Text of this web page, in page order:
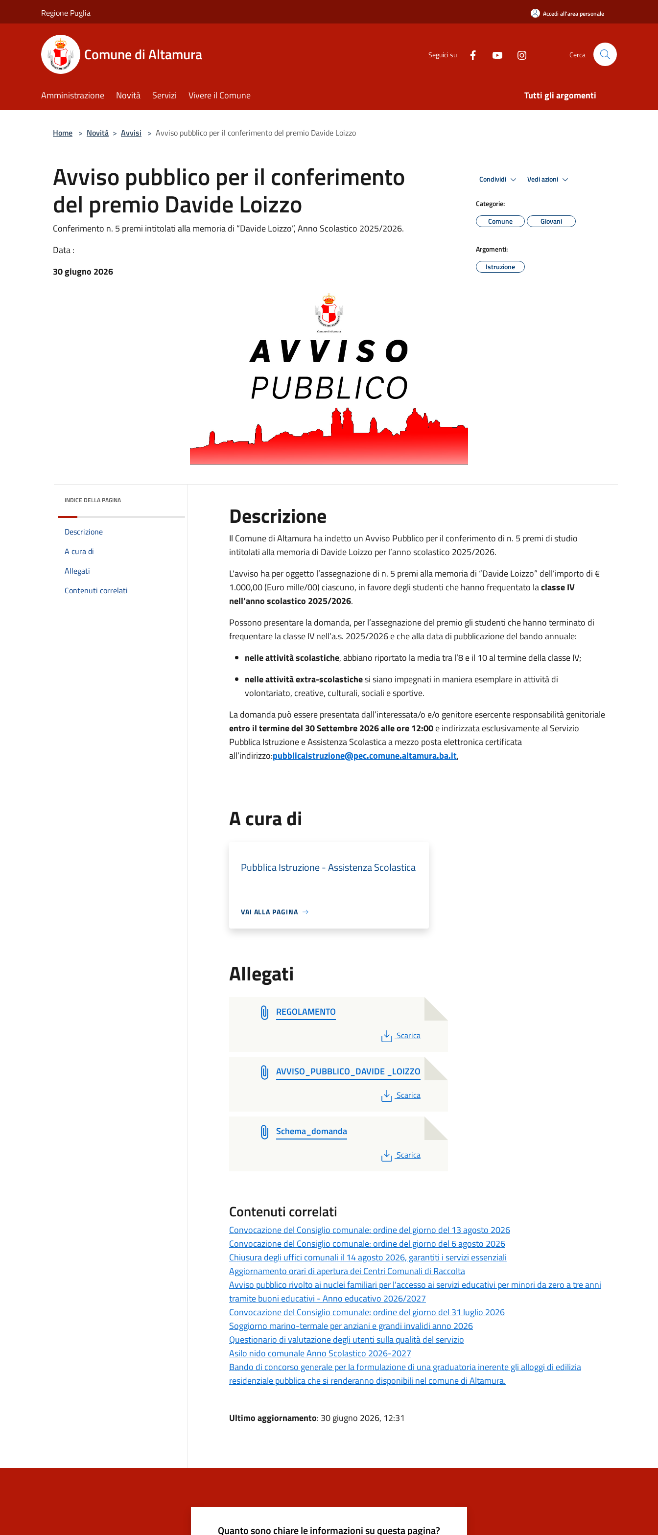
Regione Puglia Accedi all'area personale
Comune di Altamura Seguici su Cerca
Amministrazione Novità Servizi Vivere il Comune Tutti gli argomenti
Home > Novità > Avvisi > Avviso pubblico per il conferimento del premio Davide Loizzo
Avviso pubblico per il conferimento
del premio Davide Loizzo
Conferimento n. 5 premi intitolati alla memoria di “Davide Loizzo”, Anno Scolastico 2025/2026.
Data :
30 giugno 2026
Condividi Vedi azioni
Categorie:
Comune
Giovani
Argomenti:
Istruzione
INDICE DELLA PAGINA
Descrizione
A cura di
Allegati
Contenuti correlati
Descrizione
Il Comune di Altamura ha indetto un Avviso Pubblico per il conferimento di n. 5 premi di studio
intitolati alla memoria di Davide Loizzo per l’anno scolastico 2025/2026.
L'avviso ha per oggetto l’assegnazione di n. 5 premi alla memoria di “Davide Loizzo” dell’importo di €
1.000,00 (Euro mille/00) ciascuno, in favore degli studenti che hanno frequentato laclasse IV
nell’anno scolastico 2025/2026.
Possono presentare la domanda, per l’assegnazione del premio gli studenti che hanno terminato di
frequentare la classe IV nell’a.s. 2025/2026 e che alla data di pubblicazione del bando annuale:
nelle attività scolastiche, abbiano riportato la media tra l’8 e il 10 al termine della classe IV;
nelle attività extra-scolastichesi siano impegnati in maniera esemplare in attività di
volontariato, creative, culturali, sociali e sportive.
La domanda può essere presentata dall’interessata/o e/o genitore esercente responsabilità genitoriale
entro il termine del 30 Settembre 2026 alle ore 12:00e indirizzata esclusivamente al Servizio
Pubblica Istruzione e Assistenza Scolastica a mezzo posta elettronica certificata
all’indirizzo:pubblicaistruzione@pec.comune.altamura.ba.it,
A cura di
Pubblica Istruzione - Assistenza Scolastica
VAI ALLA PAGINA
Allegati
REGOLAMENTO
PDF
Scarica
AVVISO_PUBBLICO_DAVIDE _LOIZZO
PDF
Scarica
Schema_domanda
PDF
Scarica
Contenuti correlati
Convocazione del Consiglio comunale: ordine del giorno del 13 agosto 2026
Convocazione del Consiglio comunale: ordine del giorno del 6 agosto 2026
Chiusura degli uffici comunali il 14 agosto 2026, garantiti i servizi essenziali
Aggiornamento orari di apertura dei Centri Comunali di Raccolta
Avviso pubblico rivolto ai nuclei familiari per l'accesso ai servizi educativi per minori da zero a tre anni
tramite buoni educativi - Anno educativo 2026/2027
Convocazione del Consiglio comunale: ordine del giorno del 31 luglio 2026
Soggiorno marino-termale per anziani e grandi invalidi anno 2026
Questionario di valutazione degli utenti sulla qualità del servizio
Asilo nido comunale Anno Scolastico 2026-2027
Bando di concorso generale per la formulazione di una graduatoria inerente gli alloggi di edilizia
residenziale pubblica che si renderanno disponibili nel comune di Altamura.
Ultimo aggiornamento: 30 giugno 2026, 12:31
Quanto sono chiare le informazioni su questa pagina?